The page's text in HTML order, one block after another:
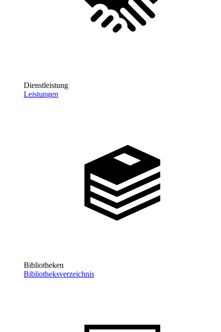
Dienstleistung
Leistungen
Bibliotheken
Bibliotheksverzeichnis